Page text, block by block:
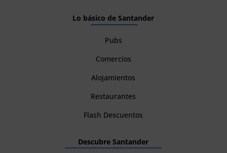
Lo básico de Santander
Pubs
Comercios
Alojamientos
Restaurantes
Flash Descuentos
Descubre Santander